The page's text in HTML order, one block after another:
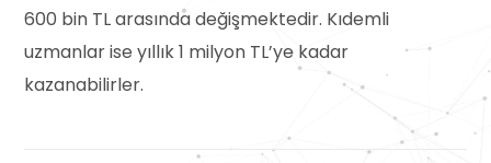
600 bin TL arasında değişmektedir. Kıdemli
uzmanlar ise yıllık 1 milyon TL’ye kadar
kazanabilirler.